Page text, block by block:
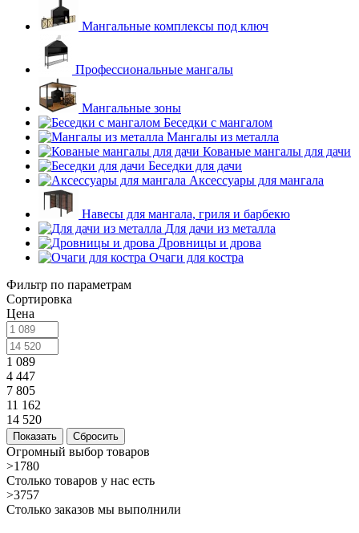
Мангальные комплексы под ключ
Профессиональные мангалы
Мангальные зоны
Беседки с мангалом
Мангалы из металла
Кованые мангалы для дачи
Беседки для дачи
Аксессуары для мангала
Навесы для мангала, гриля и барбекю
Для дачи из металла
Дровницы и дрова
Очаги для костра
Фильтр по параметрам
Сортировка
Цена
1 089
4 447
7 805
11 162
14 520
Сбросить
Огромный выбор товаров
>1780
Столько товаров у нас есть
>3757
Столько заказов мы выполнили